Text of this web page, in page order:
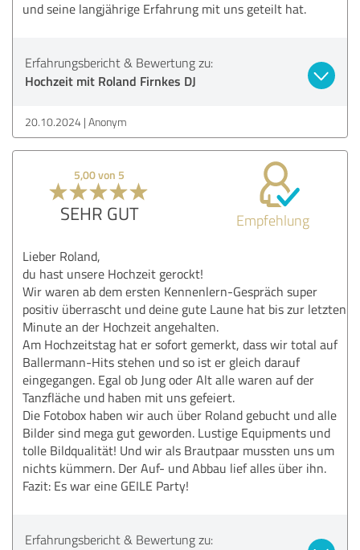
und seine langjährige Erfahrung mit uns geteilt hat.
Erfahrungsbericht & Bewertung zu:
Hochzeit mit Roland Firnkes DJ
20.10.2024 Anonym
5,00 von 5
SEHR GUT Empfehlung
Lieber Roland,
du hast unsere Hochzeit gerockt!
Wir waren ab dem ersten Kennenlern-Gespräch super
positiv überrascht und deine gute Laune hat bis zur letzten
Minute an der Hochzeit angehalten.
Am Hochzeitstag hat er sofort gemerkt, dass wir total auf
Ballermann-Hits stehen und so ist er gleich darauf
eingegangen. Egal ob Jung oder Alt alle waren auf der
Tanzfläche und haben mit uns gefeiert.
Die Fotobox haben wir auch über Roland gebucht und alle
Bilder sind mega gut geworden. Lustige Equipments und
tolle Bildqualität! Und wir als Brautpaar mussten uns um
nichts kümmern. Der Auf- und Abbau lief alles über ihn.
Fazit: Es war eine GEILE Party!
Erfahrungsbericht & Bewertung zu: